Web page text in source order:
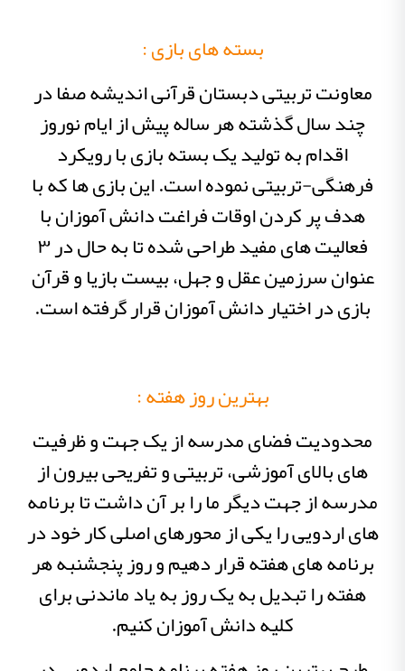
بسته های بازی :
معاونت تربیتی دبستان قرآنی اندیشه صفا در
چند سال گذشته هر ساله پیش از ایام نوروز
اقدام به تولید یک بسته بازی با رویکرد
فرهنگی-تربیتی نموده است. این بازی ها که با
هدف پر کردن اوقات فراغت دانش آموزان با
فعالیت های مفید طراحی شده تا به حال در ۳
عنوان سرزمین عقل و جهل، بیست بازیا و قرآن
بازی در اختیار دانش آموزان قرار گرفته است.
بهترین روز هفته :
محدودیت فضای مدرسه از یک جهت و ظرفیت
های بالای آموزشی، تربیتی و تفریحی بیرون از
مدرسه از جهت دیگر ما را بر آن داشت تا برنامه
های اردویی را یکی از محورهای اصلی کار خود در
برنامه های هفته قرار دهیم و روز پنجشنبه هر
هفته را تبدیل به یک روز به یاد ماندنی برای
کلیه دانش آموزان کنیم.